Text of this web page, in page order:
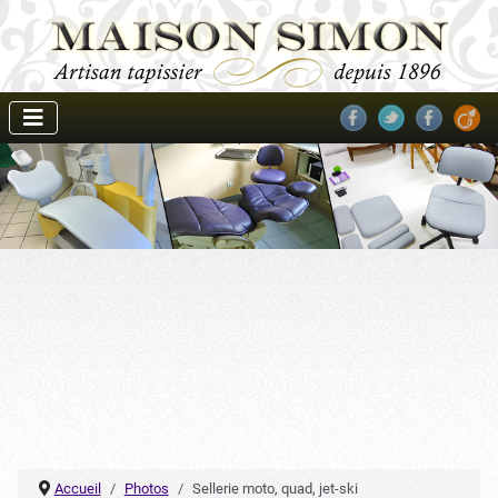
Accueil Photos Sellerie moto, quad, jet-ski